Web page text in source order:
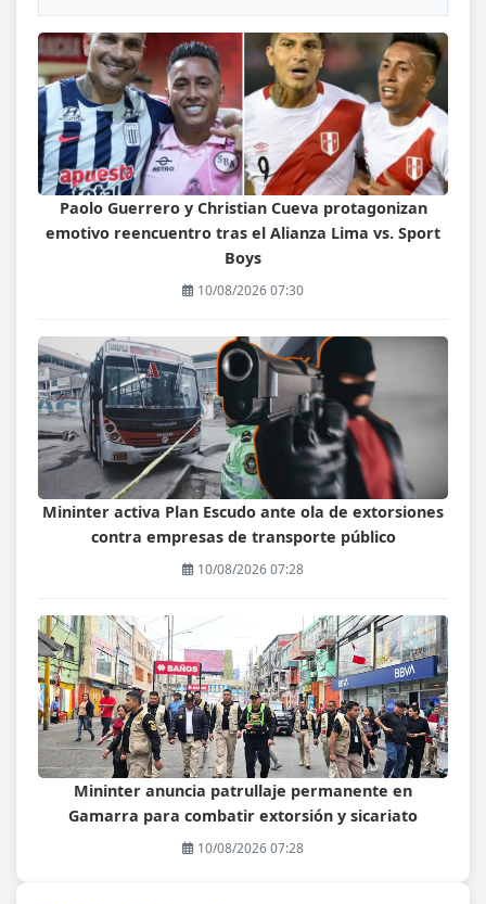
Paolo Guerrero y Christian Cueva protagonizan
emotivo reencuentro tras el Alianza Lima vs. Sport
Boys
10/08/2026 07:30
Mininter activa Plan Escudo ante ola de extorsiones
contra empresas de transporte público
10/08/2026 07:28
Mininter anuncia patrullaje permanente en
Gamarra para combatir extorsión y sicariato
10/08/2026 07:28